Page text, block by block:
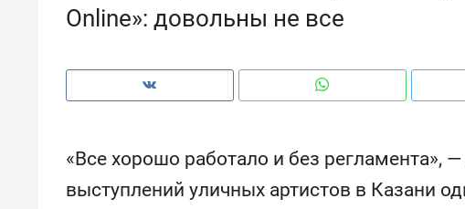
Online»: довольны не все
«Все хорошо работало и без регламента»,
выступлений уличных артистов в Казани